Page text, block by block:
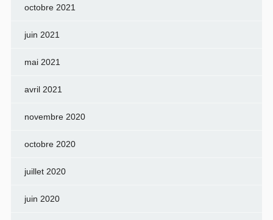
octobre 2021
juin 2021
mai 2021
avril 2021
novembre 2020
octobre 2020
juillet 2020
juin 2020